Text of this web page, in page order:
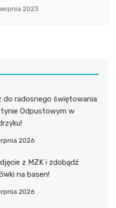
2023
do radosnego świętowania
Odpustowym w
2026
z MZK i zdobądź
na basen!
2026